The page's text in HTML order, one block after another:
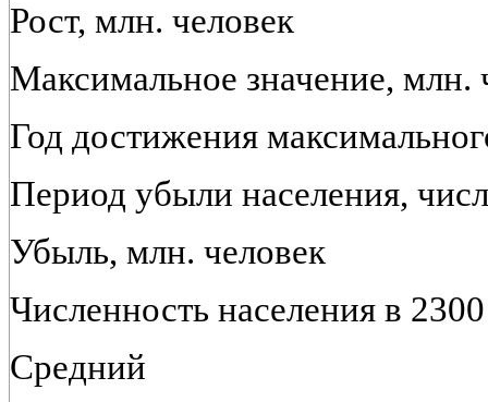
Рост, млн. человек
Максимальное значение, млн.
Год достижения
Период убыли населения,
Убыль, млн. человек
Численность населения в
Средний